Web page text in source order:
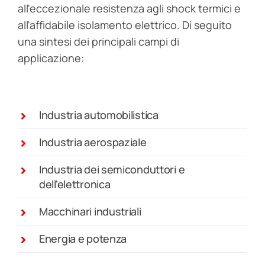
all'eccezionale resistenza agli shock termici e
all'affidabile isolamento elettrico. Di seguito
una sintesi dei principali campi di
applicazione:
Industria automobilistica
Industria aerospaziale
Industria dei semiconduttori e
dell'elettronica
Macchinari industriali
Energia e potenza